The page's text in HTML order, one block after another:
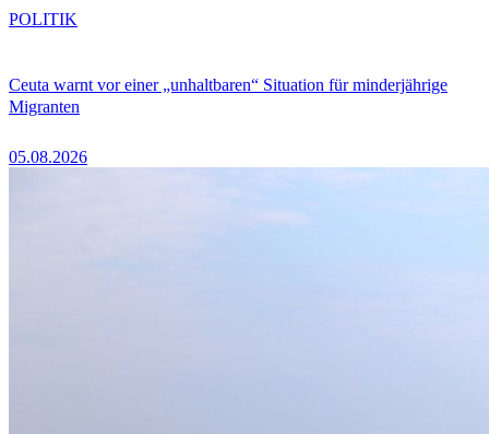
Ceuta warnt vor einer „unhaltbaren“ Situation für minderjährige
Migranten
05.08.2026
POLITIK